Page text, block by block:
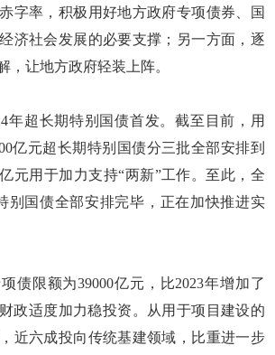
字率，积极用好地方政府专项债券、国
济社会发展的必要支撑；另一方面，逐
，让地方政府轻装上阵。
超长期特别国债首发。截至目前，用
亿元超长期特别国债分三批全部安排到
元用于加力支持“两新”工作。至此，全
别国债全部安排完毕，正在加快推进实
限额为39000亿元，比2023年增加了
政适度加力稳投资。从用于项目建设的
近六成投向传统基建领域，比重进一步